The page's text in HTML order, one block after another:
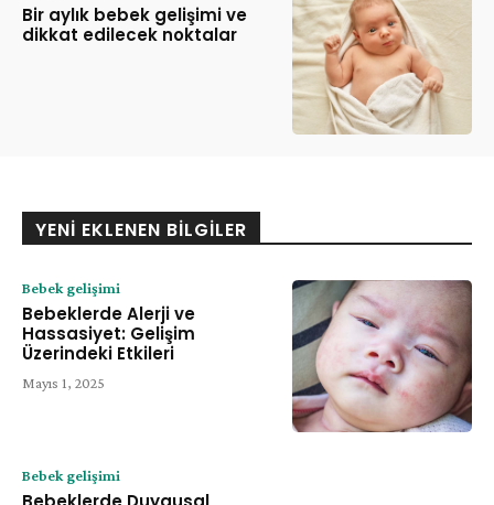
Bir aylık bebek gelişimi ve
dikkat edilecek noktalar
YENI EKLENEN BILGILER
Bebek gelişimi
Bebeklerde Alerji ve
Hassasiyet: Gelişim
Üzerindeki Etkileri
Mayıs 1, 2025
Bebek gelişimi